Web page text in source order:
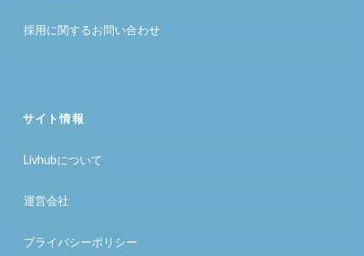
採用に関するお問い合わせ
サイト情報
Livhubについて
運営会社
プライバシーポリシー